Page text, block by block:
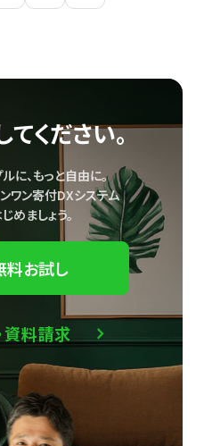
ください。
に、もっと自由に。
ワン寄付DXシステム
めましょう。
料お試し
資料請求